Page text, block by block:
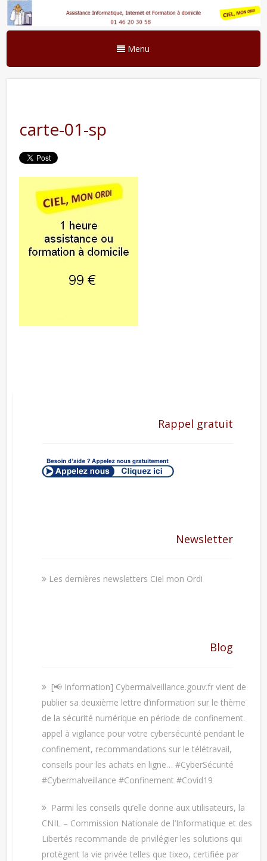
Menu
carte-01-sp
Rappel gratuit
Newsletter
Les dernières newsletters Ciel mon Ordi
Blog
[📢 Information] Cybermalveillance.gouv.fr vient de
publier sa deuxième lettre d’information sur le thème
de la sécurité numérique en période de confinement.
appel à vigilance pour votre cybersécurité pendant le
confinement, recommandations sur le télétravail,
conseils pour les achats en ligne… #CyberSécurité
#Cybermalveillance #Confinement #Covid19
Parmi les conseils qu’elle donne aux utilisateurs, la
CNIL – Commission Nationale de l’Informatique et des
Libertés recommande de privilégier les solutions qui
protègent la vie privée telles que tixeo, certifiée par